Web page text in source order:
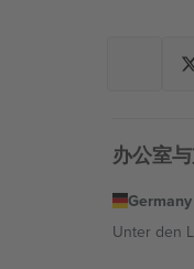
办公室
Germany
Unter den